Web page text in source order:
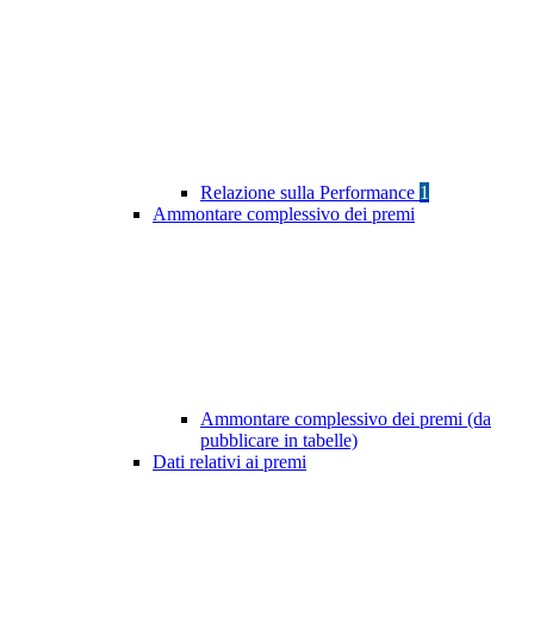
Relazione sulla Performance 1
Ammontare complessivo dei premi
Ammontare complessivo dei premi (da
pubblicare in tabelle)
Dati relativi ai premi